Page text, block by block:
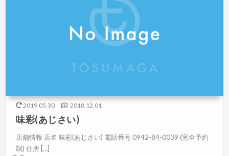
2019.05.30 2018.12.01
味彩(あじさい)
店舗情報 店名 味彩(あじさい) 電話番号 0942-84-0039 (完全予約
制) 住所 […]